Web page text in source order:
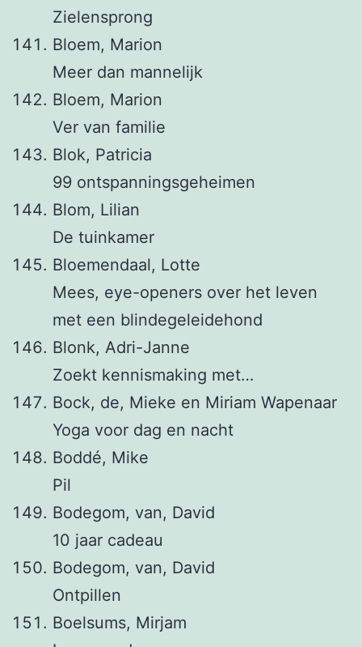
Zielensprong
Bloem, Marion
Meer dan mannelijk
Bloem, Marion
Ver van familie
Blok, Patricia
99 ontspanningsgeheimen
Blom, Lilian
De tuinkamer
Bloemendaal, Lotte
Mees, eye-openers over het leven
met een blindegeleidehond
Blonk, Adri-Janne
Zoekt kennismaking met…
Bock, de, Mieke en Miriam Wapenaar
Yoga voor dag en nacht
Boddé, Mike
Pil
Bodegom, van, David
10 jaar cadeau
Bodegom, van, David
Ontpillen
Boelsums, Mirjam